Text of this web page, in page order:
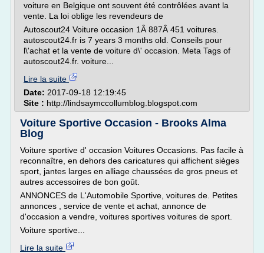
voiture en Belgique ont souvent été contrôlées avant la
vente. La loi oblige les revendeurs de
Autoscout24 Voiture occasion 1Â 887Â 451 voitures.
autoscout24.fr is 7 years 3 months old. Conseils pour
l\'achat et la vente de voiture d\' occasion. Meta Tags of
autoscout24.fr. voiture...
Lire la suite
Date: 2017-09-18 12:19:45
Site : http://lindsaymccollumblog.blogspot.com
Voiture Sportive Occasion - Brooks Alma
Blog
Voiture sportive d' occasion Voitures Occasions. Pas facile à
reconnaître, en dehors des caricatures qui affichent sièges
sport, jantes larges en alliage chaussées de gros pneus et
autres accessoires de bon goût.
ANNONCES de L'Automobile Sportive, voitures de. Petites
annonces , service de vente et achat, annonce de
d'occasion a vendre, voitures sportives voitures de sport.
Voiture sportive...
Lire la suite